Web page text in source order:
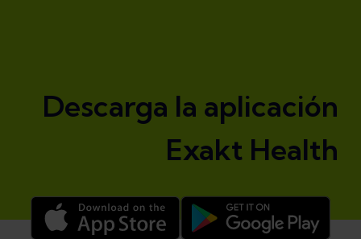
Descarga la aplicación
Exakt Health